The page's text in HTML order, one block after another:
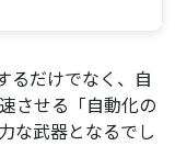
るだけでなく、自
させる「自動化の
な武器となるでし